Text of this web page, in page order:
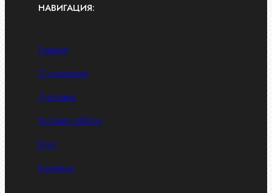
НАВИГАЦИЯ:
Главная
О компании
Доставка
Условия работы
Блог
Контакты